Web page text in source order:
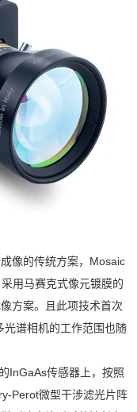
像的传统方案，Mosaic
用马赛克式像元镀膜的
方案。且此项技术首次
谱相机的工作范围也随
InGaAs传感器上，按照
Perot微型干涉滤光片阵